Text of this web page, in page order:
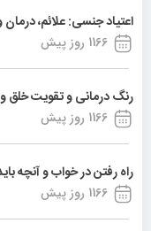
اعتیاد جنسی: علائم،
1166 روز پیش
رنگ درمانی و تقویت خلق
1166 روز پیش
راه رفتن در خواب و آنچه
1166 روز پیش